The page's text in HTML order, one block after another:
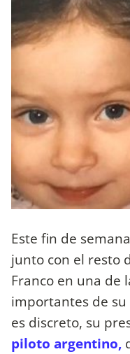
Este fin de
junto con el resto
Franco en una de
importantes de
es discreto, su
piloto argentino,